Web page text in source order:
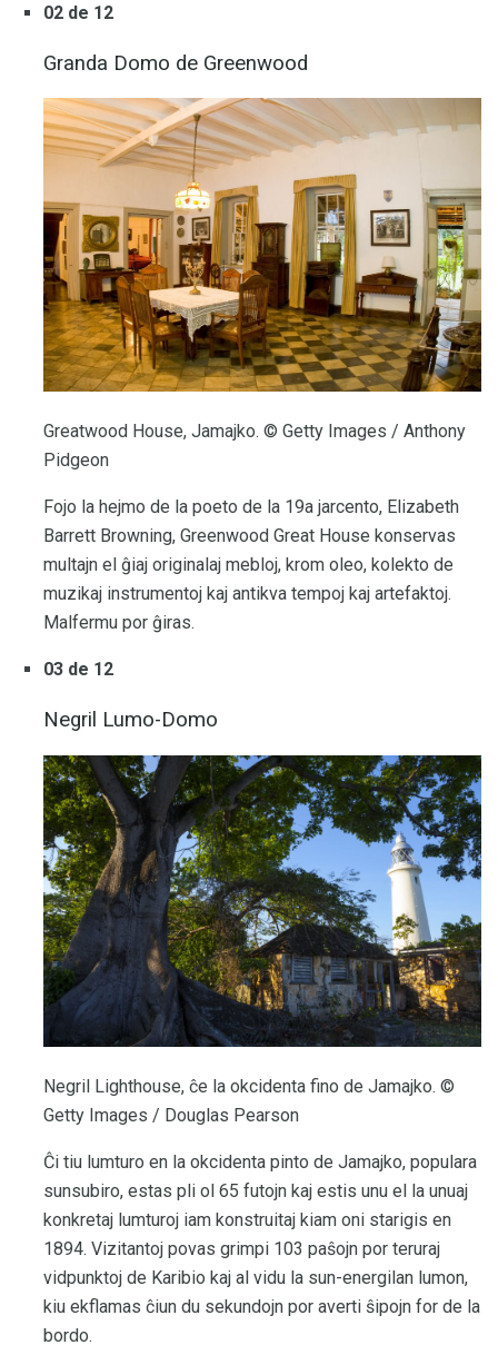
02 de 12
Granda Domo de Greenwood
Greatwood House, Jamajko. © Getty Images / Anthony
Pidgeon
Fojo la hejmo de la poeto de la 19a jarcento, Elizabeth
Barrett Browning, Greenwood Great House konservas
multajn el ĝiaj originalaj mebloj, krom oleo, kolekto de
muzikaj instrumentoj kaj antikva tempoj kaj artefaktoj.
Malfermu por ĝiras.
03 de 12
Negril Lumo-Domo
Negril Lighthouse, ĉe la okcidenta fino de Jamajko. ©
Getty Images / Douglas Pearson
Ĉi tiu lumturo en la okcidenta pinto de Jamajko, populara
sunsubiro, estas pli ol 65 futojn kaj estis unu el la unuaj
konkretaj lumturoj iam konstruitaj kiam oni starigis en
1894. Vizitantoj povas grimpi 103 paŝojn por teruraj
vidpunktoj de Karibio kaj al vidu la sun-energilan lumon,
kiu ekflamas ĉiun du sekundojn por averti ŝipojn for de la
bordo.